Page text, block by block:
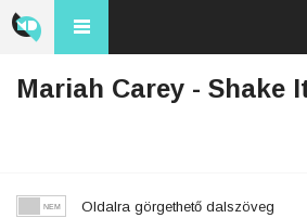
Mariah Carey - Shake
Oldalra görgethető dalszöveg